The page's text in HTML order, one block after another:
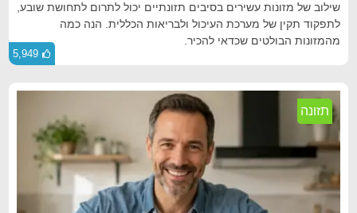
שילוב של מזונות עשירים בסיבים תזונתיים יכול לתרום לתחושת שובע,
לתפקוד תקין של מערכת העיכול ולבריאות הכללית. הנה כמה
מהמזונות הבולטים שכדאי להכיר.
5,949
תזונה